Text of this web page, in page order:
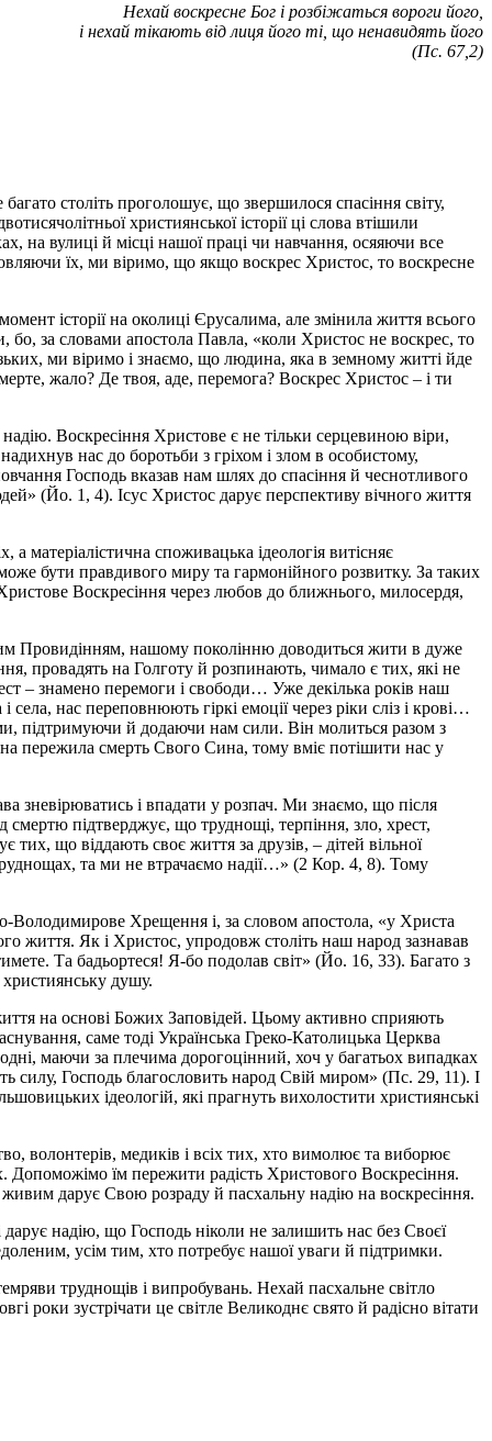
Нехай воскресне Бог і розбіжаться вороги його,
і нехай тікають від лиця його ті, що ненавидять його
(Пс. 67,2)
століть проголошує, що звершилося спасіння світу,
християнської історії ці слова втішили
на вулиці й місці нашої праці чи навчання, осяяючи все
їх, ми віримо, що якщо воскрес Христос, то воскресне
історії на околиці Єрусалима, але змінила життя всього
за словами апостола Павла, «коли Христос не воскрес, то
ми віримо і знаємо, що людина, яка в земному житті йде
жало? Де твоя, аде, перемога? Воскрес Христос – і ти
Воскресіння Христове є не тільки серцевиною віри,
нас до боротьби з гріхом і злом в особистому,
Господь вказав нам шлях до спасіння й чеснотливого
(Йо. 1, 4). Ісус Христос дарує перспективу вічного життя
матеріалістична споживацька ідеологія витісняє
бути правдивого миру та гармонійного розвитку. За таких
Воскресіння через любов до ближнього, милосердя,
Провидінням, нашому поколінню доводиться жити в дуже
провадять на Голготу й розпинають, чимало є тих, які не
– знамено перемоги і свободи… Уже декілька років наш
села, нас переповнюють гіркі емоції через ріки сліз і крові…
підтримуючи й додаючи нам сили. Він молиться разом з
пережила смерть Свого Сина, тому вміє потішити нас у
зневірюватись і впадати у розпач. Ми знаємо, що після
підтверджує, що труднощі, терпіння, зло, хрест,
що віддають своє життя за друзів, – дітей вільної
та ми не втрачаємо надії…» (2 Кор. 4, 8). Тому
Володимирове Хрещення і, за словом апостола, «у Христа
життя. Як і Христос, упродовж століть наш народ зазнавав
Та бадьортеся! Я-бо подолав світ» (Йо. 16, 33). Багато з
душу.
на основі Божих Заповідей. Цьому активно сприяють
саме тоді Українська Греко-Католицька Церква
маючи за плечима дорогоцінний, хоч у багатьох випадках
силу, Господь благословить народ Свій миром» (Пс. 29, 11). І
ідеологій, які прагнуть вихолостити християнські
волонтерів, медиків і всіх тих, хто вимолює та виборює
Допоможімо їм пережити радість Христового Воскресіння.
дарує Свою розраду й пасхальну надію на воскресіння.
надію, що Господь ніколи не залишить нас без Своєї
усім тим, хто потребує нашої уваги й підтримки.
труднощів і випробувань. Нехай пасхальне світло
роки зустрічати це світле Великоднє свято й радісно вітати